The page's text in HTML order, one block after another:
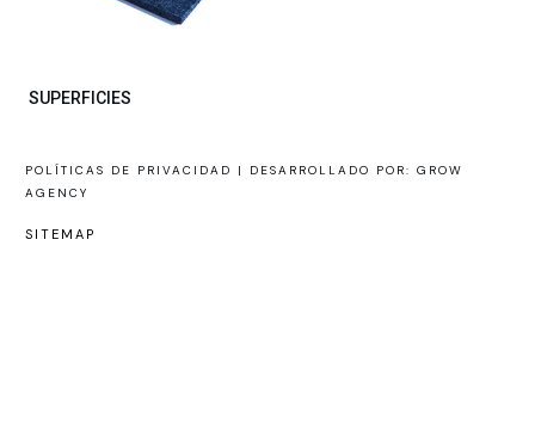
SUPERFICIES
POLÍTICAS DE PRIVACIDAD |
DESARROLLADO POR: GROW
AGENCY
SITEMAP